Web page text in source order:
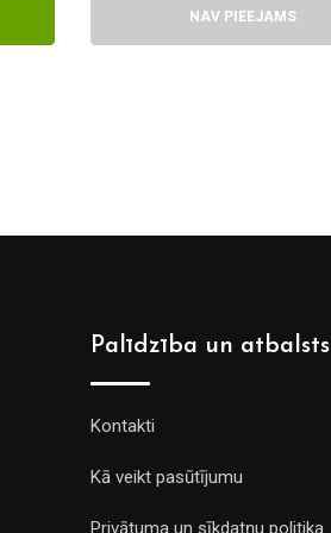
PIEVIENOT GROZAM
Palīdzība un atbalsts
Kontakti
Kā veikt pasūtījumu
Privātuma un sīkdatņu politika